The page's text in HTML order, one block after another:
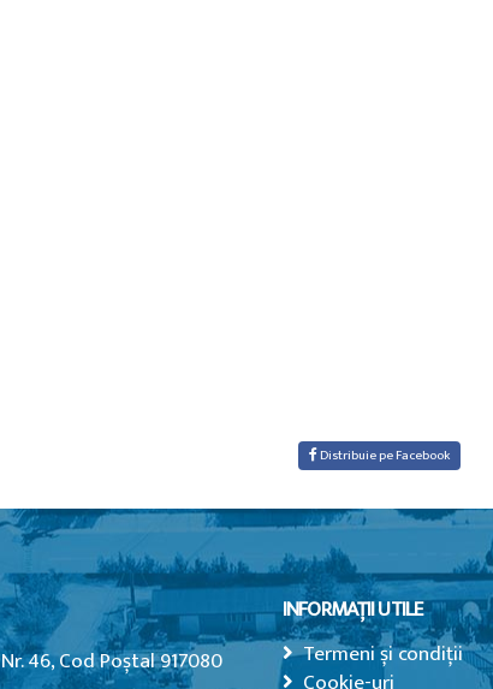
Distribuie pe Facebook
46, Cod Poștal 917080
INFORMAȚII UTILE
Termeni și condiții